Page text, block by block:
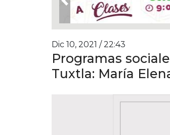
Previous
Dic 10, 2021 / 22:43
Programas
Tuxtla: María